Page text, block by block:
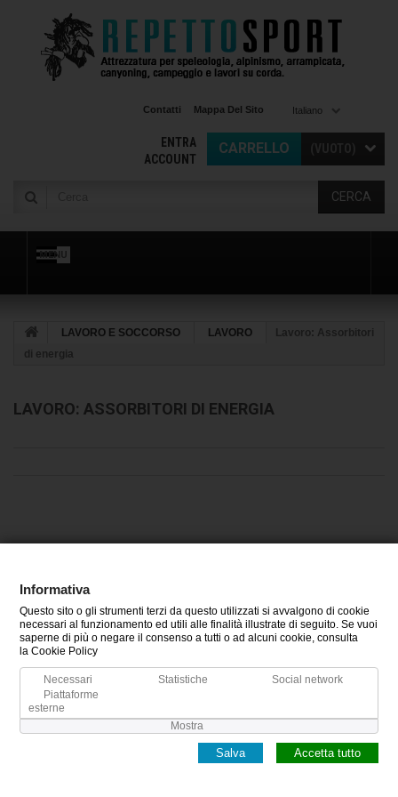
Italiano
Contatti Mappa Del Sito
CARRELLO
ENTRA
ACCOUNT
CERCA
MENU
LAVORO E SOCCORSO LAVORO
Lavoro: Assorbitori
di energia
LAVORO: ASSORBITORI DI ENERGIA
INFORMAZIONI
IL MIO ACCOUNT
Informativa
Questo sito o gli strumenti terzi da questo utilizzati si avvalgono di cookie
necessari al funzionamento ed utili alle finalità illustrate di seguito. Se vuoi
saperne di più o negare il consenso a tutti o ad alcuni cookie, consulta
la Cookie Policy
Necessari Statistiche
Social network
Piattaforme
esterne
Mostra
Accetta tutto
Salva